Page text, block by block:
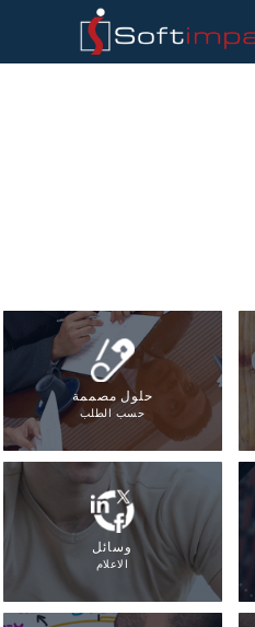
حلول مصممة
حسب الطلب
وسائل
الاعلام